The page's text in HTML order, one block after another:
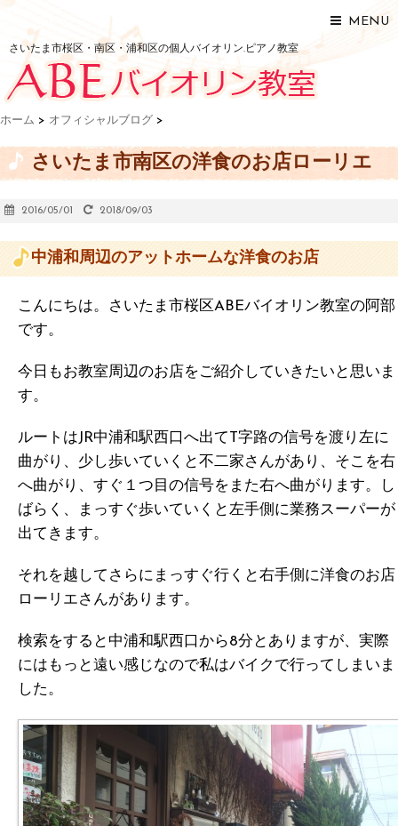
MENU
さいたま市桜区・南区・浦和区の個人バイオリン.ピアノ教室
ホーム > オフィシャルブログ >
さいたま市南区の洋食のお店ローリエ
2016/05/01 2018/09/03
中浦和周辺のアットホームな洋食のお店
こんにちは。さいたま市桜区ABEバイオリン教室の阿部
です。
今日もお教室周辺のお店をご紹介していきたいと思いま
す。
ルートはJR中浦和駅西口へ出てT字路の信号を渡り左に
曲がり、少し歩いていくと不二家さんがあり、そこを右
へ曲がり、すぐ１つ目の信号をまた右へ曲がります。し
ばらく、まっすぐ歩いていくと左手側に業務スーパーが
出てきます。
それを越してさらにまっすぐ行くと右手側に洋食のお店
ローリエさんがあります。
検索をすると中浦和駅西口から8分とありますが、実際
にはもっと遠い感じなので私はバイクで行ってしまいま
した。